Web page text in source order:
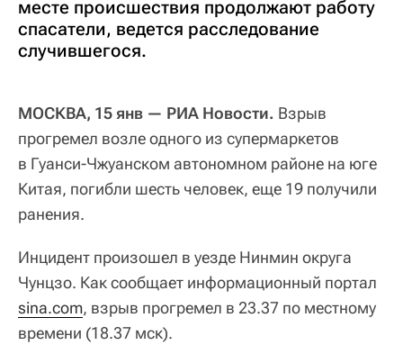
месте происшествия продолжают работу
спасатели, ведется расследование
случившегося.
МОСКВА, 15 янв — РИА Новости. Взрыв
прогремел возле одного из супермаркетов
в Гуанси-Чжуанском автономном районе на юге
Китая, погибли шесть человек, еще 19 получили
ранения.
Инцидент произошел в уезде Нинмин округа
Чунцзо. Как сообщает информационный портал
sina.com, взрыв прогремел в 23.37 по местному
времени (18.37 мск).